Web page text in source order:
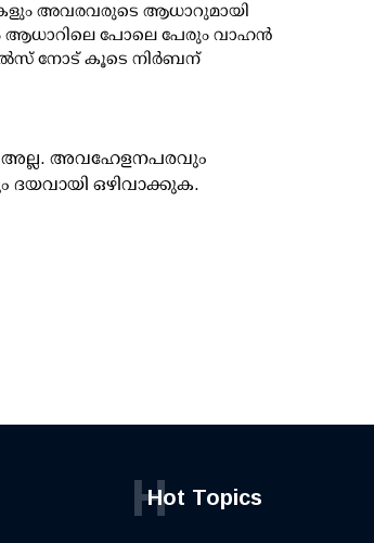
അവരവരുടെ ആധാറുമായി
ആധാറിലെ പോലെ പേരും വാഹന്‍
നോട് കൂടെ നിര്‍ബന്
അല്ല. അവഹേളനപരവും
ഒഴിവാക്കുക.
Hot Topics
H